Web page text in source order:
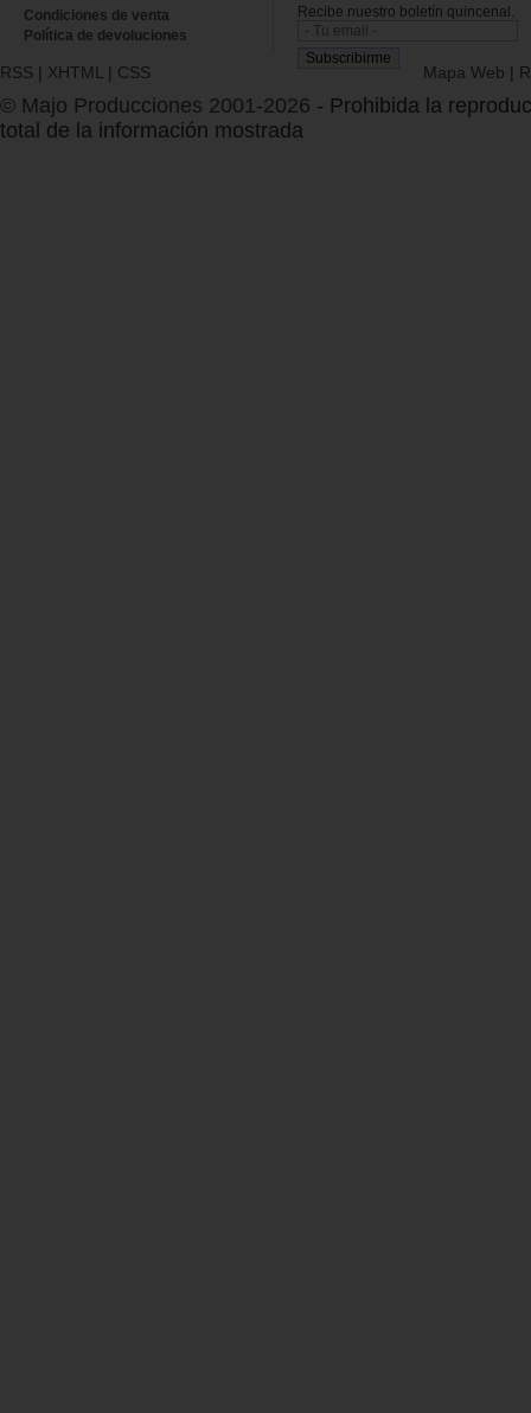
Condiciones de venta
Política de devoluciones
Recibe nuestro boletín quincenal.
RSS | XHTML | CSS Mapa Web |
© Majo Producciones 2001-2026 - Prohibida la
total de la información mostrada